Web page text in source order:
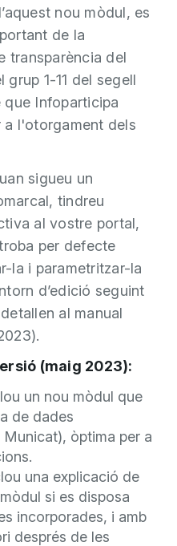
nou mòdul, es
de la
transparència del
grup 1-11 del segell
que Infoparticipa
l'otorgament dels
sigueu un
tindreu
al vostre portal,
per defecte
la i parametritzar-la
d’edició seguint
al manual
(maig 2023):
un nou mòdul que
de dades
òptima per a
una explicació de
si es disposa
incorporades, i amb
després de les